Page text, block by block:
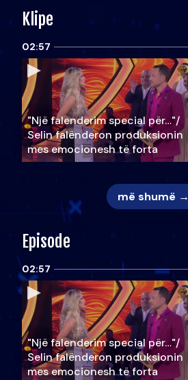
Klipe
02:57
"Një falenderim special për…"/
Selin falënderon produksionin
mes emocionesh të forta
më shumë →
Episode
02:57
"Një falenderim special për…"/
Selin falënderon produksionin
mes emocionesh të forta